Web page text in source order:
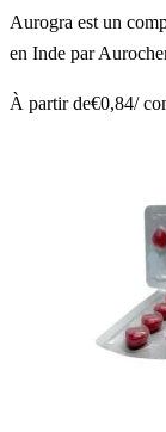
Aurogra est un
en Inde par
À partir de€0,84/